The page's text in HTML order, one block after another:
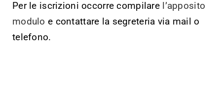
Per le iscrizioni occorre compilare l’apposito
modulo e contattare la segreteria via mail o
telefono.